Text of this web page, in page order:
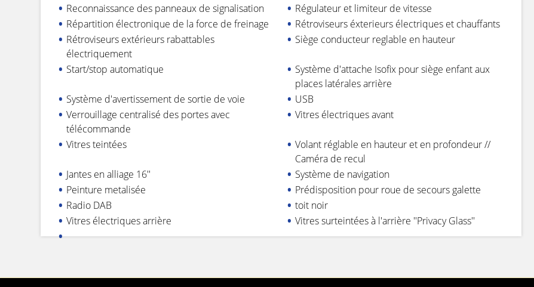
Reconnaissance des panneaux de signalisation
Régulateur et limiteur de vitesse
Répartition électronique de la force de freinage
Rétroviseurs éxterieurs électriques et chauffants
Rétroviseurs extérieurs rabattables
électriquement
Siège conducteur reglable en hauteur
Start/stop automatique
Système d'attache Isofix pour siège enfant aux
places latérales arrière
Système d'avertissement de sortie de voie
USB
Verrouillage centralisé des portes avec
télécommande
Vitres électriques avant
Vitres teintées
Volant réglable en hauteur et en profondeur //
Caméra de recul
Jantes en alliage 16''
Système de navigation
Peinture metalisée
Prédisposition pour roue de secours galette
Radio DAB
toit noir
Vitres électriques arrière
Vitres surteintées à l'arrière ''Privacy Glass''